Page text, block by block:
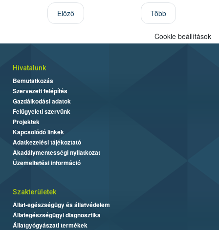
Előző Több
Cookie beállítások
Hivatalunk
Bemutatkozás
Szervezeti felépítés
Gazdálkodási adatok
Felügyeleti szervünk
Projektek
Kapcsolódó linkek
Adatkezelési tájékoztató
Akadálymentességi nyilatkozat
Üzemeltetési információ
Szakterületek
Állat-egészségügy és állatvédelem
Állategészségügyi diagnosztika
Állatgyógyászati termékek